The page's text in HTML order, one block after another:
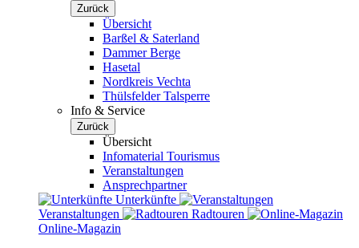
Zurück
Übersicht
Barßel & Saterland
Dammer Berge
Hasetal
Nordkreis Vechta
Thülsfelder Talsperre
Info & Service
Zurück
Übersicht
Infomaterial Tourismus
Veranstaltungen
Ansprechpartner
Unterkünfte
Veranstaltungen
Radtouren
Online-Magazin